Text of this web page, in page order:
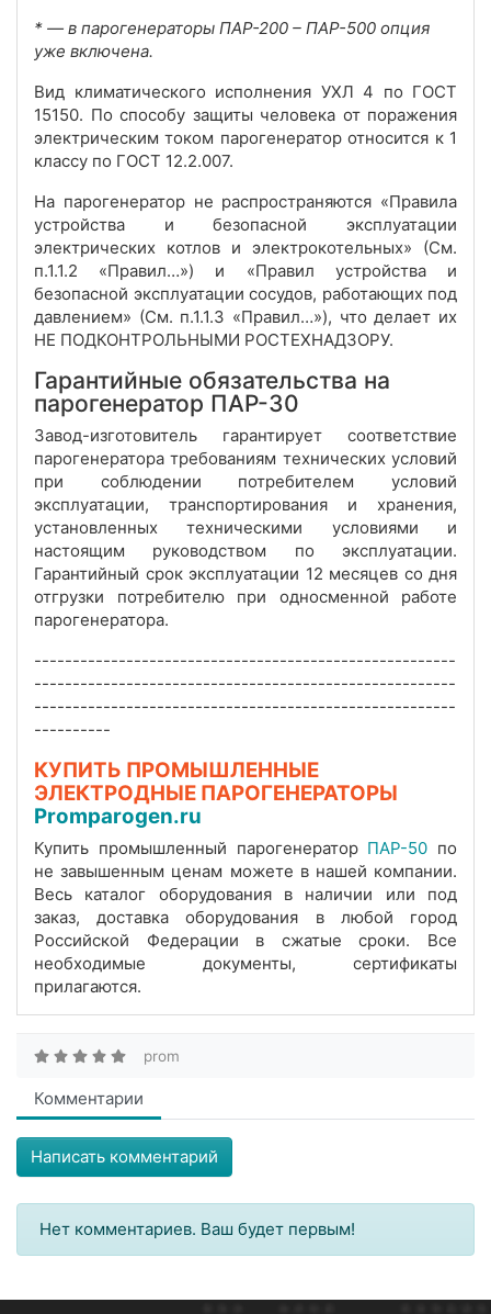
* — в парогенераторы ПАР-200 – ПАР-500 опция
уже включена.
Вид климатического исполнения УХЛ 4 по ГОСТ
15150. По способу защиты человека от поражения
электрическим током парогенератор относится к 1
классу по ГОСТ 12.2.007.
На парогенератор не распространяются «Правила
устройства и безопасной эксплуатации
электрических котлов и электрокотельных» (См.
п.1.1.2 «Правил…») и «Правил устройства и
безопасной эксплуатации сосудов, работающих под
давлением» (См. п.1.1.3 «Правил…»), что делает их
НЕ ПОДКОНТРОЛЬНЫМИ РОСТЕХНАДЗОРУ.
Гарантийные обязательства на
парогенератор ПАР-30
Завод-изготовитель гарантирует соответствие
парогенератора требованиям технических условий
при соблюдении потребителем условий
эксплуатации, транспортирования и хранения,
установленных техническими условиями и
настоящим руководством по эксплуатации.
Гарантийный срок эксплуатации 12 месяцев со дня
отгрузки потребителю при односменной работе
парогенератора.
-------------------------------------------------------
-------------------------------------------------------
-------------------------------------------------------
----------
КУПИТЬ ПРОМЫШЛЕННЫЕ
ЭЛЕКТРОДНЫЕ ПАРОГЕНЕРАТОРЫ
Promparogen.ru
Купить промышленный парогенератор ПАР-50 по
не завышенным ценам можете в нашей компании.
Весь каталог оборудования в наличии или под
заказ, доставка оборудования в любой город
Российской Федерации в сжатые сроки. Все
необходимые документы, сертификаты
прилагаются.
prom
Комментарии
Написать комментарий
Нет комментариев. Ваш будет первым!